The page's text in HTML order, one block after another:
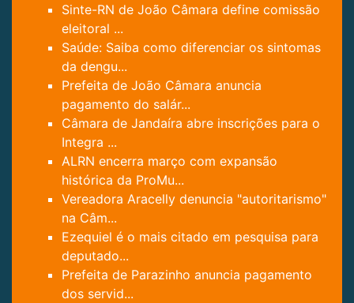
Sinte-RN de João Câmara define comissão
eleitoral ...
Saúde: Saiba como diferenciar os sintomas
da dengu...
Prefeita de João Câmara anuncia
pagamento do salár...
Câmara de Jandaíra abre inscrições para o
Integra ...
ALRN encerra março com expansão
histórica da ProMu...
Vereadora Aracelly denuncia "autoritarismo"
na Câm...
Ezequiel é o mais citado em pesquisa para
deputado...
Prefeita de Parazinho anuncia pagamento
dos servid...